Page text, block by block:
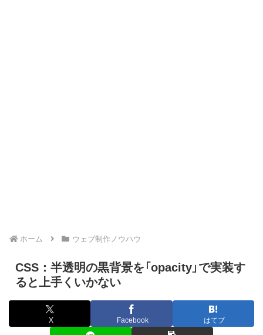
ホーム ウェブ制作ノウハウ
CSS：半透明の黒背景を「opacity」で実装す
ると上手くいかない
X Facebook はてブ